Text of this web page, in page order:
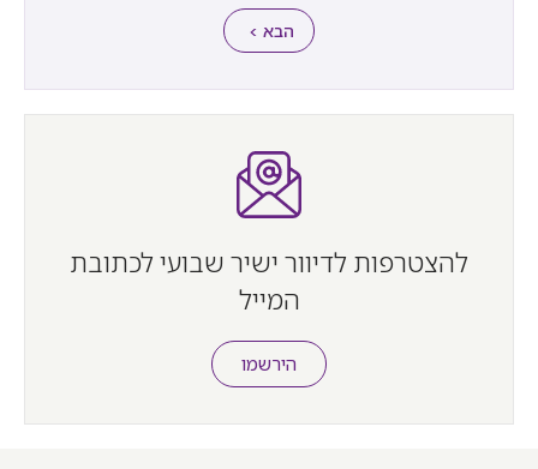
הבא >
להצטרפות לדיוור ישיר שבועי לכתובת
המייל
הירשמו